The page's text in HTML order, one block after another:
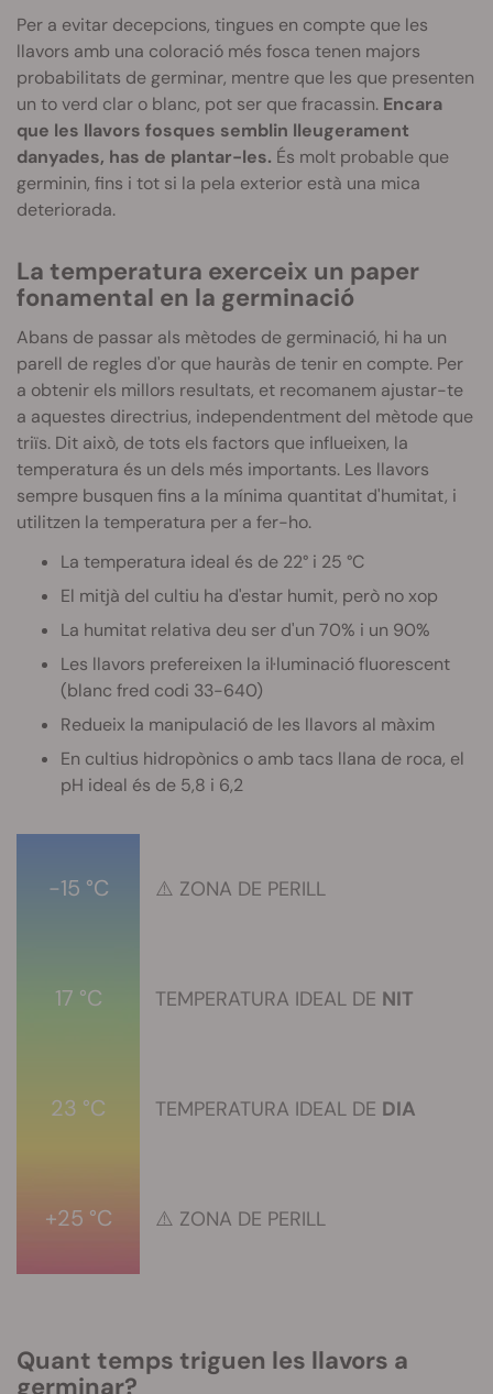
Per a evitar decepcions, tingues en compte que les
llavors amb una coloració més fosca tenen majors
probabilitats de germinar, mentre que les que presenten
un to verd clar o blanc, pot ser que fracassin. Encara
que les llavors fosques semblin lleugerament
danyades, has de plantar-les. És molt probable que
germinin, fins i tot si la pela exterior està una mica
deteriorada.
La temperatura exerceix un paper
fonamental en la germinació
Abans de passar als mètodes de germinació, hi ha un
parell de regles d'or que hauràs de tenir en compte. Per
a obtenir els millors resultats, et recomanem ajustar-te
a aquestes directrius, independentment del mètode que
triïs. Dit això, de tots els factors que influeixen, la
temperatura és un dels més importants. Les llavors
sempre busquen fins a la mínima quantitat d'humitat, i
utilitzen la temperatura per a fer-ho.
La temperatura ideal és de 22° i 25 °C
El mitjà del cultiu ha d'estar humit, però no xop
La humitat relativa deu ser d'un 70% i un 90%
Les llavors prefereixen la il·luminació fluorescent
(blanc fred codi 33-640)
Redueix la manipulació de les llavors al màxim
En cultius hidropònics o amb tacs llana de roca, el
pH ideal és de 5,8 i 6,2
-15 °C ⚠️ ZONA DE PERILL
17 °C TEMPERATURA IDEAL DE NIT
23 °C TEMPERATURA IDEAL DE DIA
+25 °C ⚠️ ZONA DE PERILL
Quant temps triguen les llavors a
germinar?